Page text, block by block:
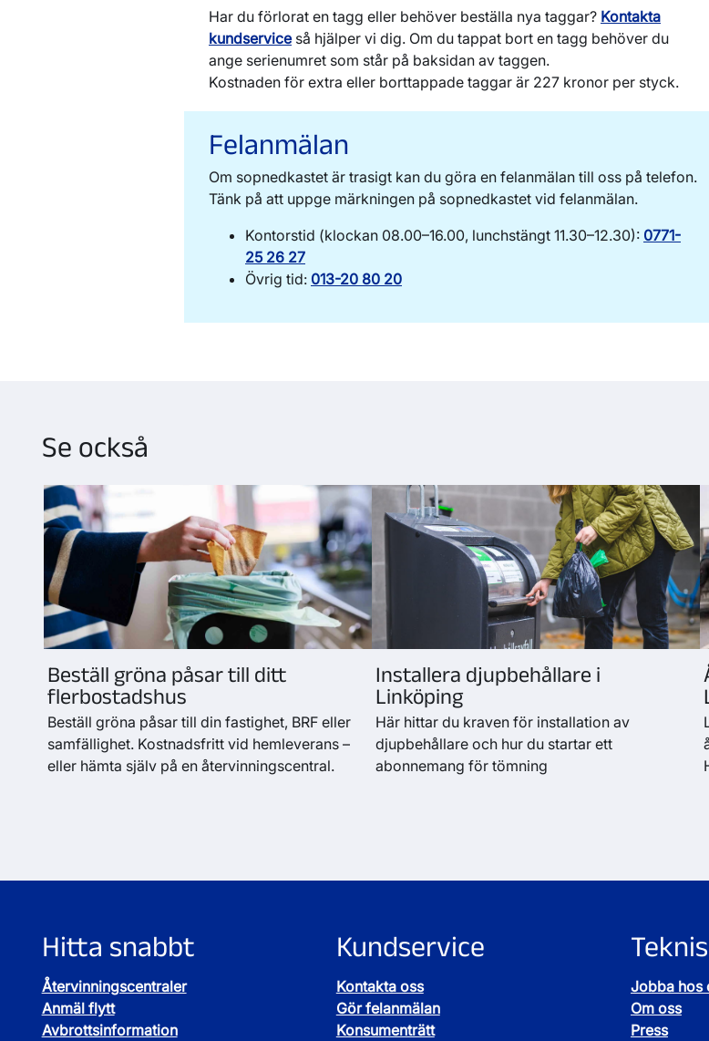
Har du förlorat en tagg eller behöver beställa nya taggar? Kontakta
kundserviceså hjälper vi dig. Om du tappat bort en tagg behöver du
ange serienumret som står på baksidan av taggen.
Kostnaden för extra eller borttappade taggar är 227 kronor per styck.
Felanmälan
Om sopnedkastet är trasigt kan du göra en felanmälan till oss på telefon.
Tänk på att uppge märkningen på sopnedkastet vid felanmälan.
Kontorstid (klockan 08.00–16.00, lunchstängt 11.30–12.30): 0771-
25 26 27
Övrig tid: 013-20 80 20
Se också
Beställ gröna påsar till ditt
flerbostadshus
Beställ gröna påsar till din fastighet, BRF eller
samfällighet. Kostnadsfritt vid hemleverans –
eller hämta själv på en återvinningscentral.
Installera djupbehållare i
Linköping
Här hittar du kraven för installation av
djupbehållare och hur du startar ett
abonnemang för tömning
Hitta snabbt
Återvinningscentraler
Anmäl flytt
Avbrottsinformation
Kundservice
Kontakta oss
Gör felanmälan
Konsumenträtt
Jobba hos
Om oss
Press